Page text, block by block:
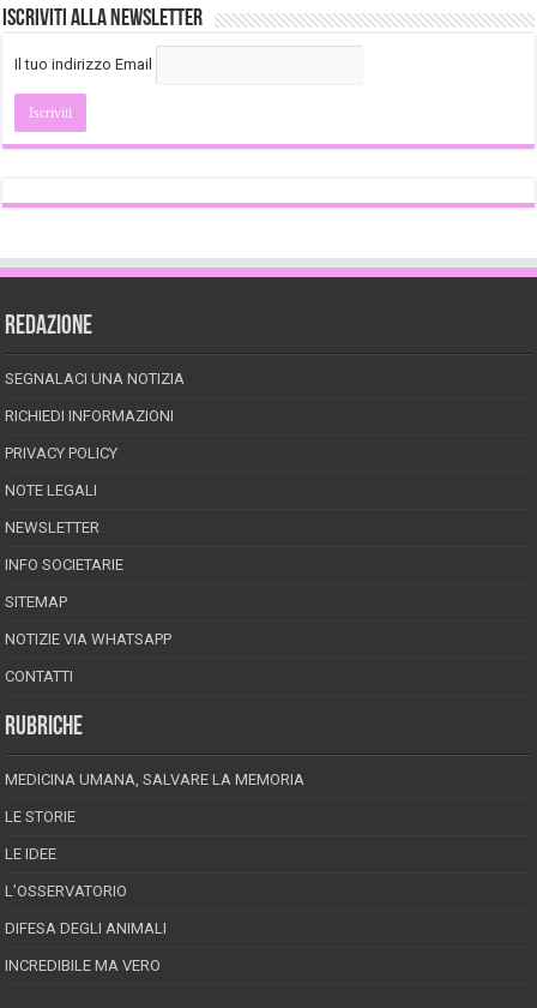
Iscriviti alla Newsletter
Il tuo indirizzo Email
REDAZIONE
SEGNALACI UNA NOTIZIA
RICHIEDI INFORMAZIONI
PRIVACY POLICY
NOTE LEGALI
NEWSLETTER
INFO SOCIETARIE
SITEMAP
NOTIZIE VIA WHATSAPP
CONTATTI
RUBRICHE
MEDICINA UMANA, SALVARE LA MEMORIA
LE STORIE
LE IDEE
L’OSSERVATORIO
DIFESA DEGLI ANIMALI
INCREDIBILE MA VERO